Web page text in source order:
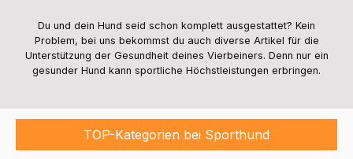
Du und dein Hund seid schon komplett ausgestattet? Kein
Problem, bei uns bekommst du auch diverse Artikel für die
Unterstützung der Gesundheit deines Vierbeiners. Denn nur ein
gesunder Hund kann sportliche Höchstleistungen erbringen.
TOP-Kategorien bei Sporthund